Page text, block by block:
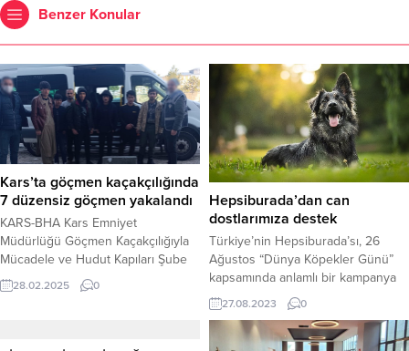
Benzer Konular
Kars’ta göçmen kaçakçılığında
7 düzensiz göçmen yakalandı
KARS-BHA Kars Emniyet
Müdürlüğü Göçmen Kaçakçılığıyla
Mücadele ve Hudut Kapıları Şube
Müdürlüğü, düzensiz göçmenlere
yönelik başarılı bir operasyon
28.02.2025 0
Hepsiburada’dan can
dostlarımıza destek
Türkiye’nin Hepsiburada’sı, 26
Ağustos “Dünya Köpekler Günü”
kapsamında anlamlı bir kampanya
başlattı. Bu kapsamda Hepsiburada,
Dünya Köpekler Günü için hayata
geçirdiği kampanya ile kullanıcıların
27.08.2023 0